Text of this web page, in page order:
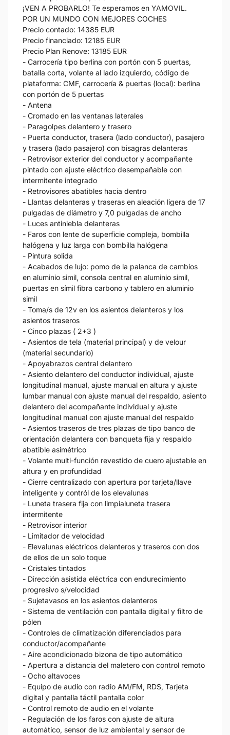
¡VEN A PROBARLO! Te esperamos en YAMOVIL.
POR UN MUNDO CON MEJORES COCHES
Precio contado: 14385 EUR
Precio financiado: 12185 EUR
Precio Plan Renove: 13185 EUR
- Carrocería tipo berlina con portón con 5 puertas,
batalla corta, volante al lado izquierdo, código de
plataforma: CMF, carrocería & puertas (local): berlina
con portón de 5 puertas
- Antena
- Cromado en las ventanas laterales
- Paragolpes delantero y trasero
- Puerta conductor, trasera (lado conductor), pasajero
y trasera (lado pasajero) con bisagras delanteras
- Retrovisor exterior del conductor y acompañante
pintado con ajuste eléctrico desempañable con
intermitente integrado
- Retrovisores abatibles hacia dentro
- Llantas delanteras y traseras en aleación ligera de 17
pulgadas de diámetro y 7,0 pulgadas de ancho
- Luces antiniebla delanteras
- Faros con lente de superficie compleja, bombilla
halógena y luz larga con bombilla halógena
- Pintura solida
- Acabados de lujo: pomo de la palanca de cambios
en aluminio simil, consola central en aluminio simil,
puertas en símil fibra carbono y tablero en aluminio
simil
- Toma/s de 12v en los asientos delanteros y los
asientos traseros
- Cinco plazas ( 2+3 )
- Asientos de tela (material principal) y de velour
(material secundario)
- Apoyabrazos central delantero
- Asiento delantero del conductor individual, ajuste
longitudinal manual, ajuste manual en altura y ajuste
lumbar manual con ajuste manual del respaldo, asiento
delantero del acompañante individual y ajuste
longitudinal manual con ajuste manual del respaldo
- Asientos traseros de tres plazas de tipo banco de
orientación delantera con banqueta fija y respaldo
abatible asimétrico
- Volante multi-función revestido de cuero ajustable en
altura y en profundidad
- Cierre centralizado con apertura por tarjeta/llave
inteligente y contról de los elevalunas
- Luneta trasera fija con limpialuneta trasera
intermitente
- Retrovisor interior
- Limitador de velocidad
- Elevalunas eléctricos delanteros y traseros con dos
de ellos de un solo toque
- Cristales tintados
- Dirección asistida eléctrica con endurecimiento
progresivo s/velocidad
- Sujetavasos en los asientos delanteros
- Sistema de ventilación con pantalla digital y filtro de
pólen
- Controles de climatización diferenciados para
conductor/acompañante
- Aire acondicionado bizona de tipo automático
- Apertura a distancia del maletero con control remoto
- Ocho altavoces
- Equipo de audio con radio AM/FM, RDS, Tarjeta
digital y pantalla táctil pantalla color
- Control remoto de audio en el volante
- Regulación de los faros con ajuste de altura
automático, sensor de luz ambiental y sensor de